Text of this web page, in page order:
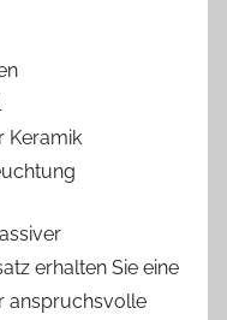
Keramik
erhalten Sie eine
anspruchsvolle